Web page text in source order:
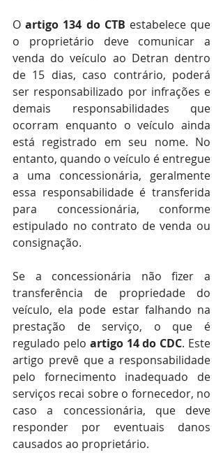
O artigo 134 do CTB estabelece que
o proprietário deve comunicar a
venda do veículo ao Detran dentro
de 15 dias, caso contrário, poderá
ser responsabilizado por infrações e
demais responsabilidades que
ocorram enquanto o veículo ainda
está registrado em seu nome. No
entanto, quando o veículo é entregue
a uma concessionária, geralmente
essa responsabilidade é transferida
para concessionária, conforme
estipulado no contrato de venda ou
consignação.
Se a concessionária não fizer a
transferência de propriedade do
veículo, ela pode estar falhando na
prestação de serviço, o que é
regulado pelo artigo 14 do CDC. Este
artigo prevê que a responsabilidade
pelo fornecimento inadequado de
serviços recai sobre o fornecedor, no
caso a concessionária, que deve
responder por eventuais danos
causados ao proprietário.